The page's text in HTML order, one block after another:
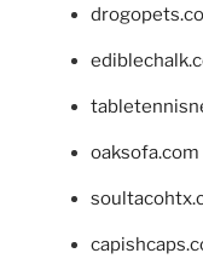
oaksofa.com